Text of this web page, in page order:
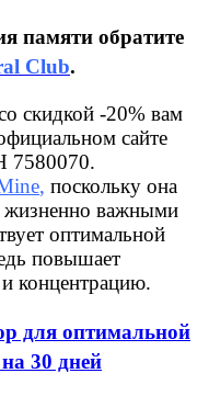
памяти обратите
Club.
скидкой -20% вам
сайте
7580070.
, поскольку она
жизненно важными
оптимальной
повышает
концентрацию.
для оптимальной
30 дней